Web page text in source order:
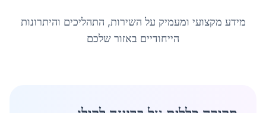
מידע מקצועי ומעמיק על השירות, התהליכים והיתרונות
הייחודיים באזור שלכם